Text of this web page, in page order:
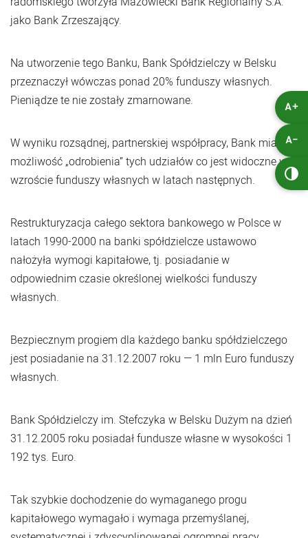
A+
A-
jako Bank Zrzeszający.
Na utworzenie tego Banku, Bank Spółdzielczy w Belsku
przeznaczył wówczas ponad 20% funduszy własnych.
Pieniądze te nie zostały zmarnowane.
W wyniku rozsądnej, partnerskiej współpracy, Bank miał
możliwość „odrobienia” tych udziałów co jest widoczne we
wzroście funduszy własnych w latach następnych.
Restrukturyzacja całego sektora bankowego w Polsce w
latach 1990-2000 na banki spółdzielcze ustawowo
nałożyła wymogi kapitałowe, tj. posiadanie w
odpowiednim czasie określonej wielkości funduszy
własnych.
Bezpiecznym progiem dla każdego banku spółdzielczego
jest posiadanie na 31.12.2007 roku — 1 mln Euro funduszy
własnych.
Bank Spółdzielczy im. Stefczyka w Belsku Dużym na dzień
31.12.2005 roku posiadał fundusze własne w wysokości 1
192 tys. Euro.
Tak szybkie dochodzenie do wymaganego progu
kapitałowego wymagało i wymaga przemyślanej,